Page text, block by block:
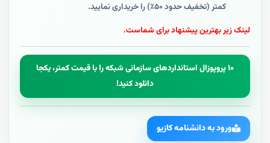
کمتر (تخفیف حدود ۵۰٪) را خریداری نمایید.
لینک زیر بهترین پیشنهاد برای شماست.
۱۰ پروپوزال استانداردهای سازمانی شبکه را با قیمت کمتر، یکجا
دانلود کنید!
ورود به دانشنامه کازیو